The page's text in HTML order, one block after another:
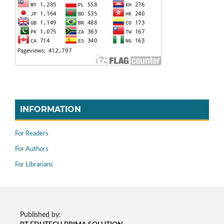
INFORMATION
For Readers
For Authors
For Librarians
Published by: